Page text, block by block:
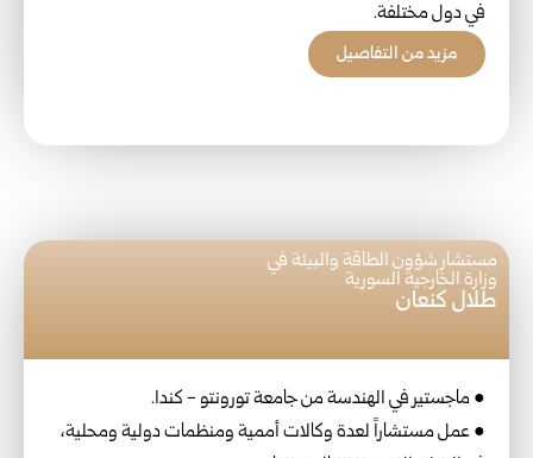
في دول مختلفة.
مزيد من التفاصيل
مستشار شؤون الطاقة والبيئة في
وزارة الخارجية السورية
طلال كنعان
● ماجستير في الهندسة من جامعة تورونتو - كندا.
● عمل مستشاراً لعدة وكالات أممية ومنظمات دولية ومحلية،